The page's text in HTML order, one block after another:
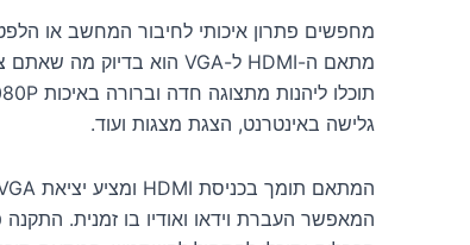
מתאם ה-HDMI ל-VGA הוא בדיוק מה שאתם צריכים! עם
גלישה באינטרנט, הצגת מצגות ועוד.
המאפשר העברת וידאו ואודיו בו זמנית.